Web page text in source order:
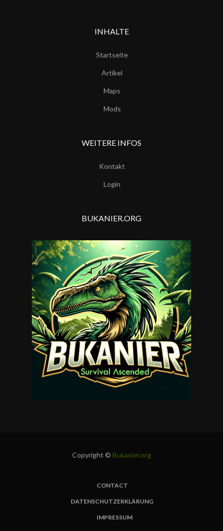
INHALTE
Startseite
Artikel
Maps
Mods
WEITERE INFOS
Kontakt
Login
BUKANIER.ORG
Copyright © Bukanier.org
FUSSBEREICH
CONTACT
DATENSCHUTZERKLÄRUNG
IMPRESSUM